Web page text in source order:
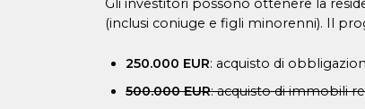
Gli investitori possono ottenere la
(inclusi coniuge e figli minorenni). Il
250.000 EUR: acquisto di
500.000 EUR: acquisto di immobili